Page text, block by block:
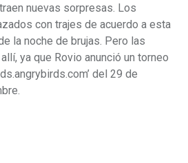
nuevas sorpresas. Los
con trajes de acuerdo a esta
la noche de brujas. Pero las
ya que Rovio anunció un torneo
del 29 de